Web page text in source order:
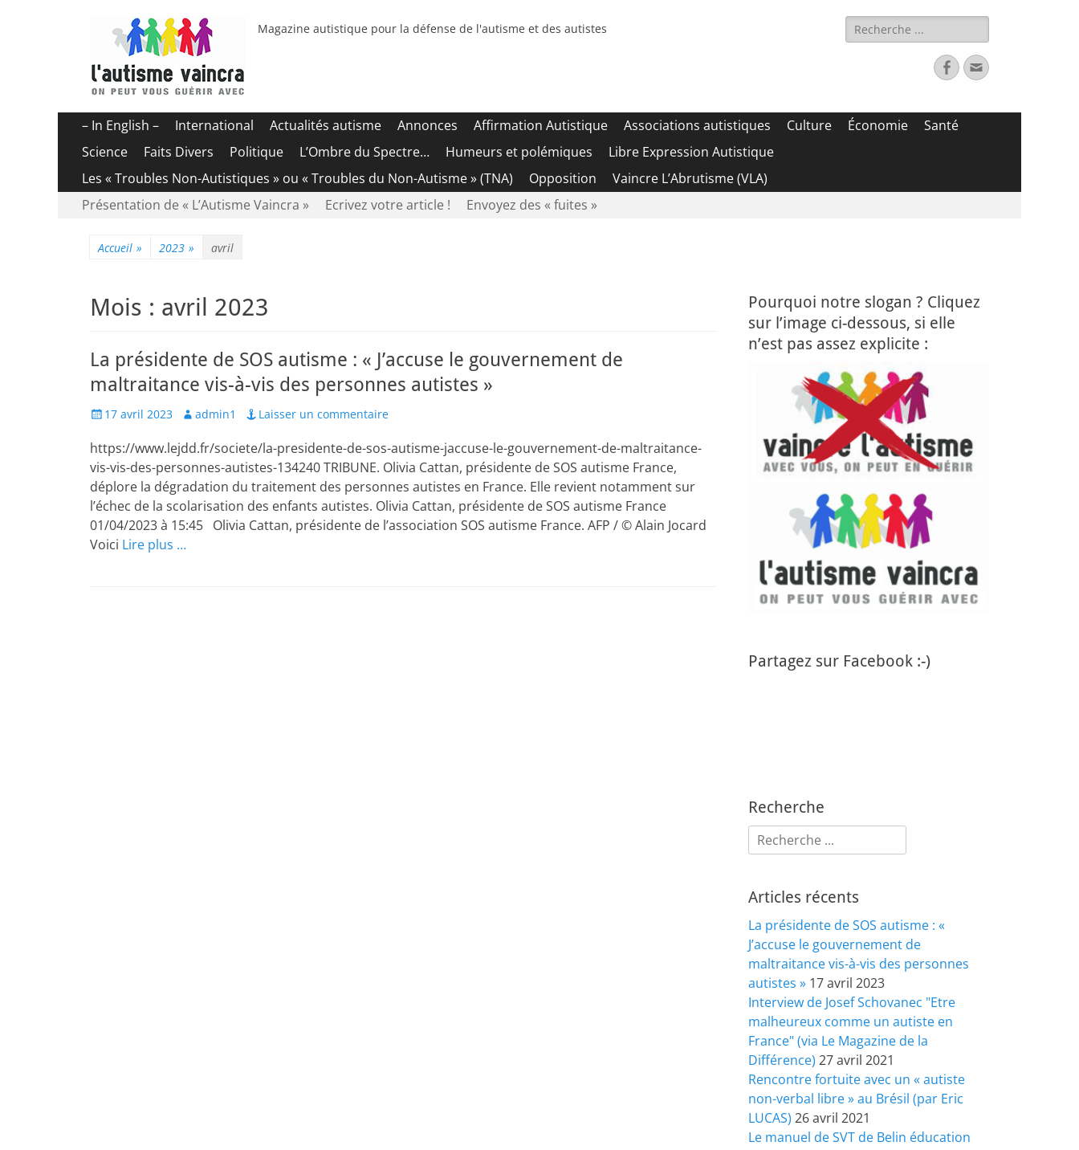
Magazine autistique pour la défense de l'autisme et des autistes Rechercher :
FacebookAdresse
de
Menu
principal
Aller
contenu
– In English – International Actualités autisme Annonces Affirmation Autistique Associations autistiques Culture Économie
Santé
Science
Faits Divers Politique L’Ombre du Spectre… Humeurs et polémiques
Libre Expression Autistique
Les « Troubles Non-Autistiques » ou « Troubles du Non-Autisme » (TNA)
Opposition Vaincre L’Abrutisme (VLA)
Menu
Aller
Présentation de « L’Autisme Vaincra » Ecrivez votre article ! Envoyez des « fuites »
Accueil » 2023 » avril
Mois : avril 2023
La présidente de SOS autisme : « J’accuse le gouvernement de
maltraitance vis-à-vis des personnes autistes »
Posted
17 avril 2023 Author
admin1 Laisser un commentaire
https://www.lejdd.fr/societe/la-presidente-de-sos-autisme-jaccuse-le-gouvernement-de-maltraitance-
vis-vis-des-personnes-autistes-134240 TRIBUNE. Olivia Cattan, présidente de SOS autisme France,
déplore la dégradation du traitement des personnes autistes en France. Elle revient notamment sur
l’échec de la scolarisation des enfants autistes. Olivia Cattan, présidente de SOS autisme France
01/04/2023 à 15:45 Olivia Cattan, présidente de l’association SOS autisme France. AFP / © Alain Jocard
Voici Lire plus …
Pourquoi notre slogan ? Cliquez
sur l’image ci-dessous, si elle
n’est pas assez explicite :
Partagez sur Facebook :-)
Recherche
Rechercher :
Articles récents
La présidente de SOS autisme : «
J’accuse le gouvernement de
maltraitance vis-à-vis des personnes
autistes » 17 avril 2023
Interview de Josef Schovanec "Etre
malheureux comme un autiste en
France" (via Le Magazine de la
Différence) 27 avril 2021
Rencontre fortuite avec un « autiste
non-verbal libre » au Brésil (par Eric
LUCAS) 26 avril 2021
Le manuel de SVT de Belin éducation